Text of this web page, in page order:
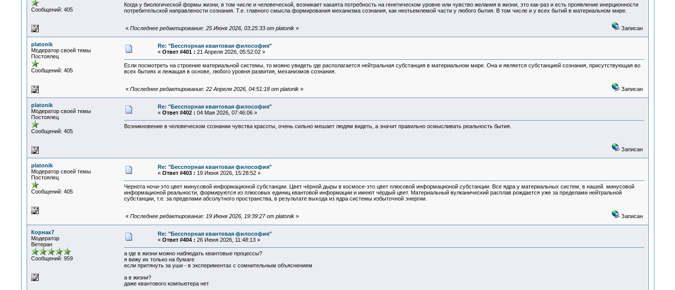
Сообщений: 405
Когда у биологической формы жизни, в том числе и человеческой, возникает какаята потребность на генетическом уровне или чувство желания в жизни, это как-раз и есть проявление инерционности
потребительской направлености сознания. Т.е. главного смысла формирования механизма сознания, как неотьемлемой части у любого бытия. В том числе и у всех бытий в материальном мире.
« Последнее редактирование: 25 Июня 2026, 03:25:33 от platonik» Записан
platonik
Модератор своей темы
Постоялец
Сообщений: 405
Re: "Бесспорная квантовая философия"
« Ответ #401 : 21 Апреля 2026, 05:52:02 »
Если посмотреть на строение материальной системы, то можно увидеть где располагается нейтральная субстанция в материальном мире. Она и является субстанцией сознания, присутствующая во
всех бытиях и лежащая в основе, любого уровня развития, механизмов сознания.
« Последнее редактирование: 22 Апреля 2026, 04:51:18 от platonik» Записан
platonik
Модератор своей темы
Постоялец
Сообщений: 405
Re: "Бесспорная квантовая философия"
« Ответ #402 : 04 Мая 2026, 07:46:06 »
Возникновение в человеческом сознании чувства красоты, очень сильно мешает людям видеть, а значит правильно осмысливать реальность бытия.
Записан
platonik
Модератор своей темы
Постоялец
Сообщений: 405
Re: "Бесспорная квантовая философия"
« Ответ #403 : 19 Июня 2026, 15:28:52 »
Чернота ночи-это цвет минусовой информационой субстанции. Цвет чёрной дыры в космосе-это цвет плюсовой информационой субстанции. Все ядра у материальных систем, в нашей минусовой
информационой реальности, формируются из плюсовых единиц квантовой информации и имеют чёрдый цвет. Материальный вулканический расплав рождается уже за пределами нейтральной
субстанции, т.е. за пределами абсолутного пространства, в результате выхода из ядра системы избыточной энергии.
« Последнее редактирование: 19 Июня 2026, 19:39:27 от platonik» Записан
Корнак7
Модератор
Ветеран
Сообщений: 959
Re: "Бесспорная квантовая философия"
« Ответ #404 : 26 Июня 2026, 11:48:13 »
а где в жизни можно наблюдать квантовые процессы?
я вижу их только на бумаге
если притянуть за уши - в экспериментах с сомнительным объяснением
а в жизни?
даже квантового компьютера нет